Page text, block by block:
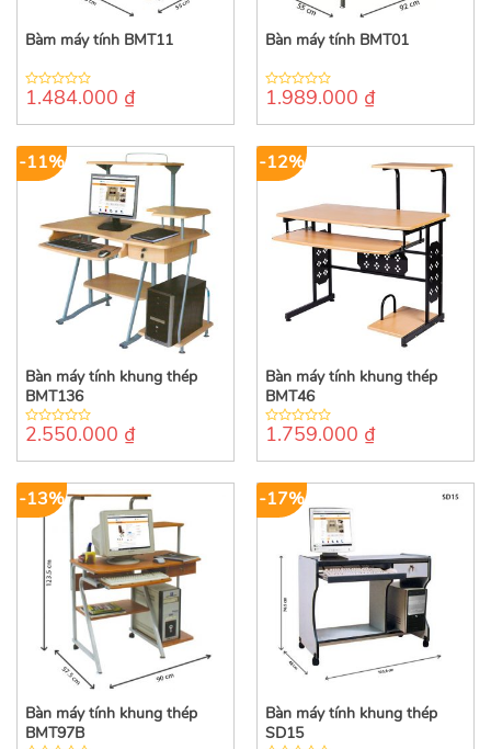
Bàm máy tính BMT11
0
of
1.484.000 ₫
Bàn máy tính BMT01
0
of
1.989.000 ₫
-11%
Bàn máy tính khung thép
BMT136
0
of
2.550.000 ₫
-12%
Bàn máy tính khung thép
BMT46
0
of
1.759.000 ₫
-13%
Bàn máy tính khung thép
BMT97B
-17%
Bàn máy tính khung thép
SD15